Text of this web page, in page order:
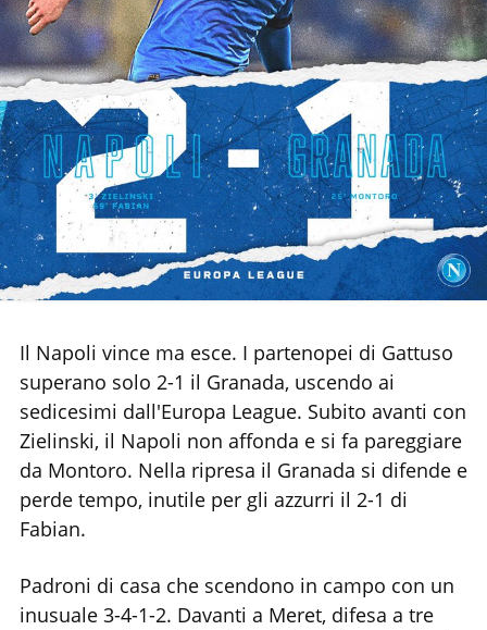
Il Napoli vince ma esce. I partenopei di Gattuso
superano solo 2-1 il Granada, uscendo ai
sedicesimi dall'Europa League. Subito avanti con
Zielinski, il Napoli non affonda e si fa pareggiare
da Montoro. Nella ripresa il Granada si difende e
perde tempo, inutile per gli azzurri il 2-1 di
Fabian.
Padroni di casa che scendono in campo con un
inusuale 3-4-1-2. Davanti a Meret, difesa a tre